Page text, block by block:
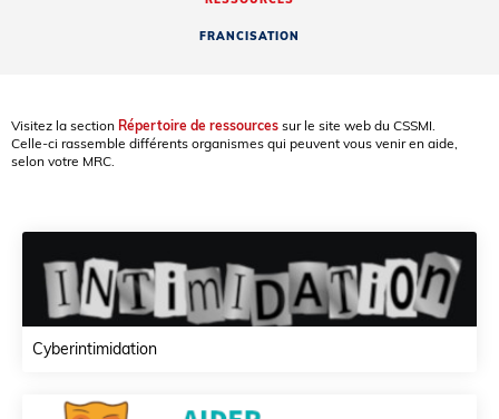
FRANCISATION
Visitez la section Répertoire de ressources sur le site web du CSSMI.
Celle-ci rassemble différents organismes qui peuvent vous venir en aide,
selon votre MRC.
Cyberintimidation